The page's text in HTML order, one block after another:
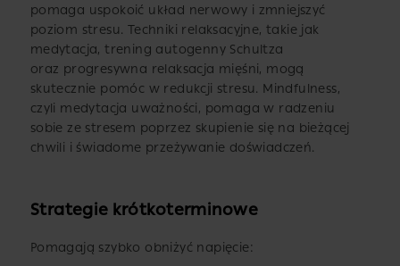
pomaga uspokoić układ nerwowy i zmniejszyć
poziom stresu. Techniki relaksacyjne, takie jak
medytacja, trening autogenny Schultza
oraz progresywna relaksacja mięśni, mogą
skutecznie pomóc w redukcji stresu. Mindfulness,
czyli medytacja uważności, pomaga w radzeniu
sobie ze stresem poprzez skupienie się na bieżącej
chwili i świadome przeżywanie doświadczeń.
Strategie krótkoterminowe
Pomagają szybko obniżyć napięcie: